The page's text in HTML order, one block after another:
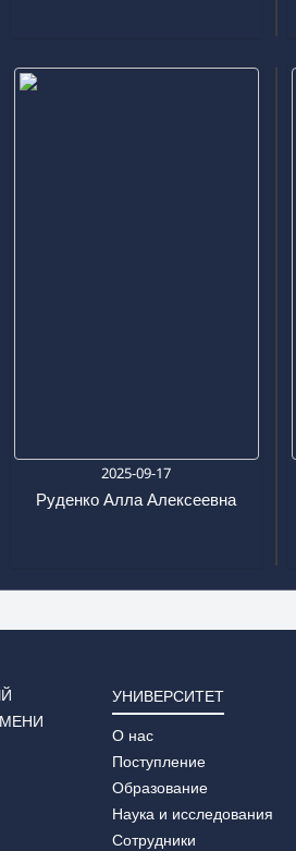
2025-09-17
Руденко Алла Алексеевна
УНИВЕРСИТЕТ
О нас
Поступление
Образование
Наука и исследования
Сотрудники